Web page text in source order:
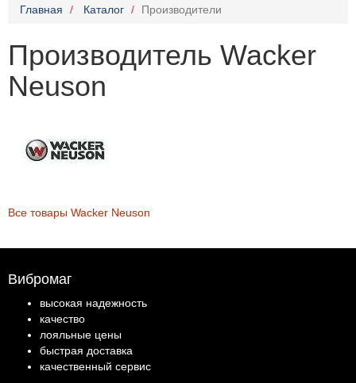
Главная Каталог Производители
Производитель Wacker
Neuson
Все товары Wacker Neuson
Вибромаг
высокая надежность
качество
лояльные цены
быстрая доставка
качественный сервис